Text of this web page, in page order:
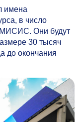
имена
в число
МИСИС. Они будут
30 тысяч
до окончания